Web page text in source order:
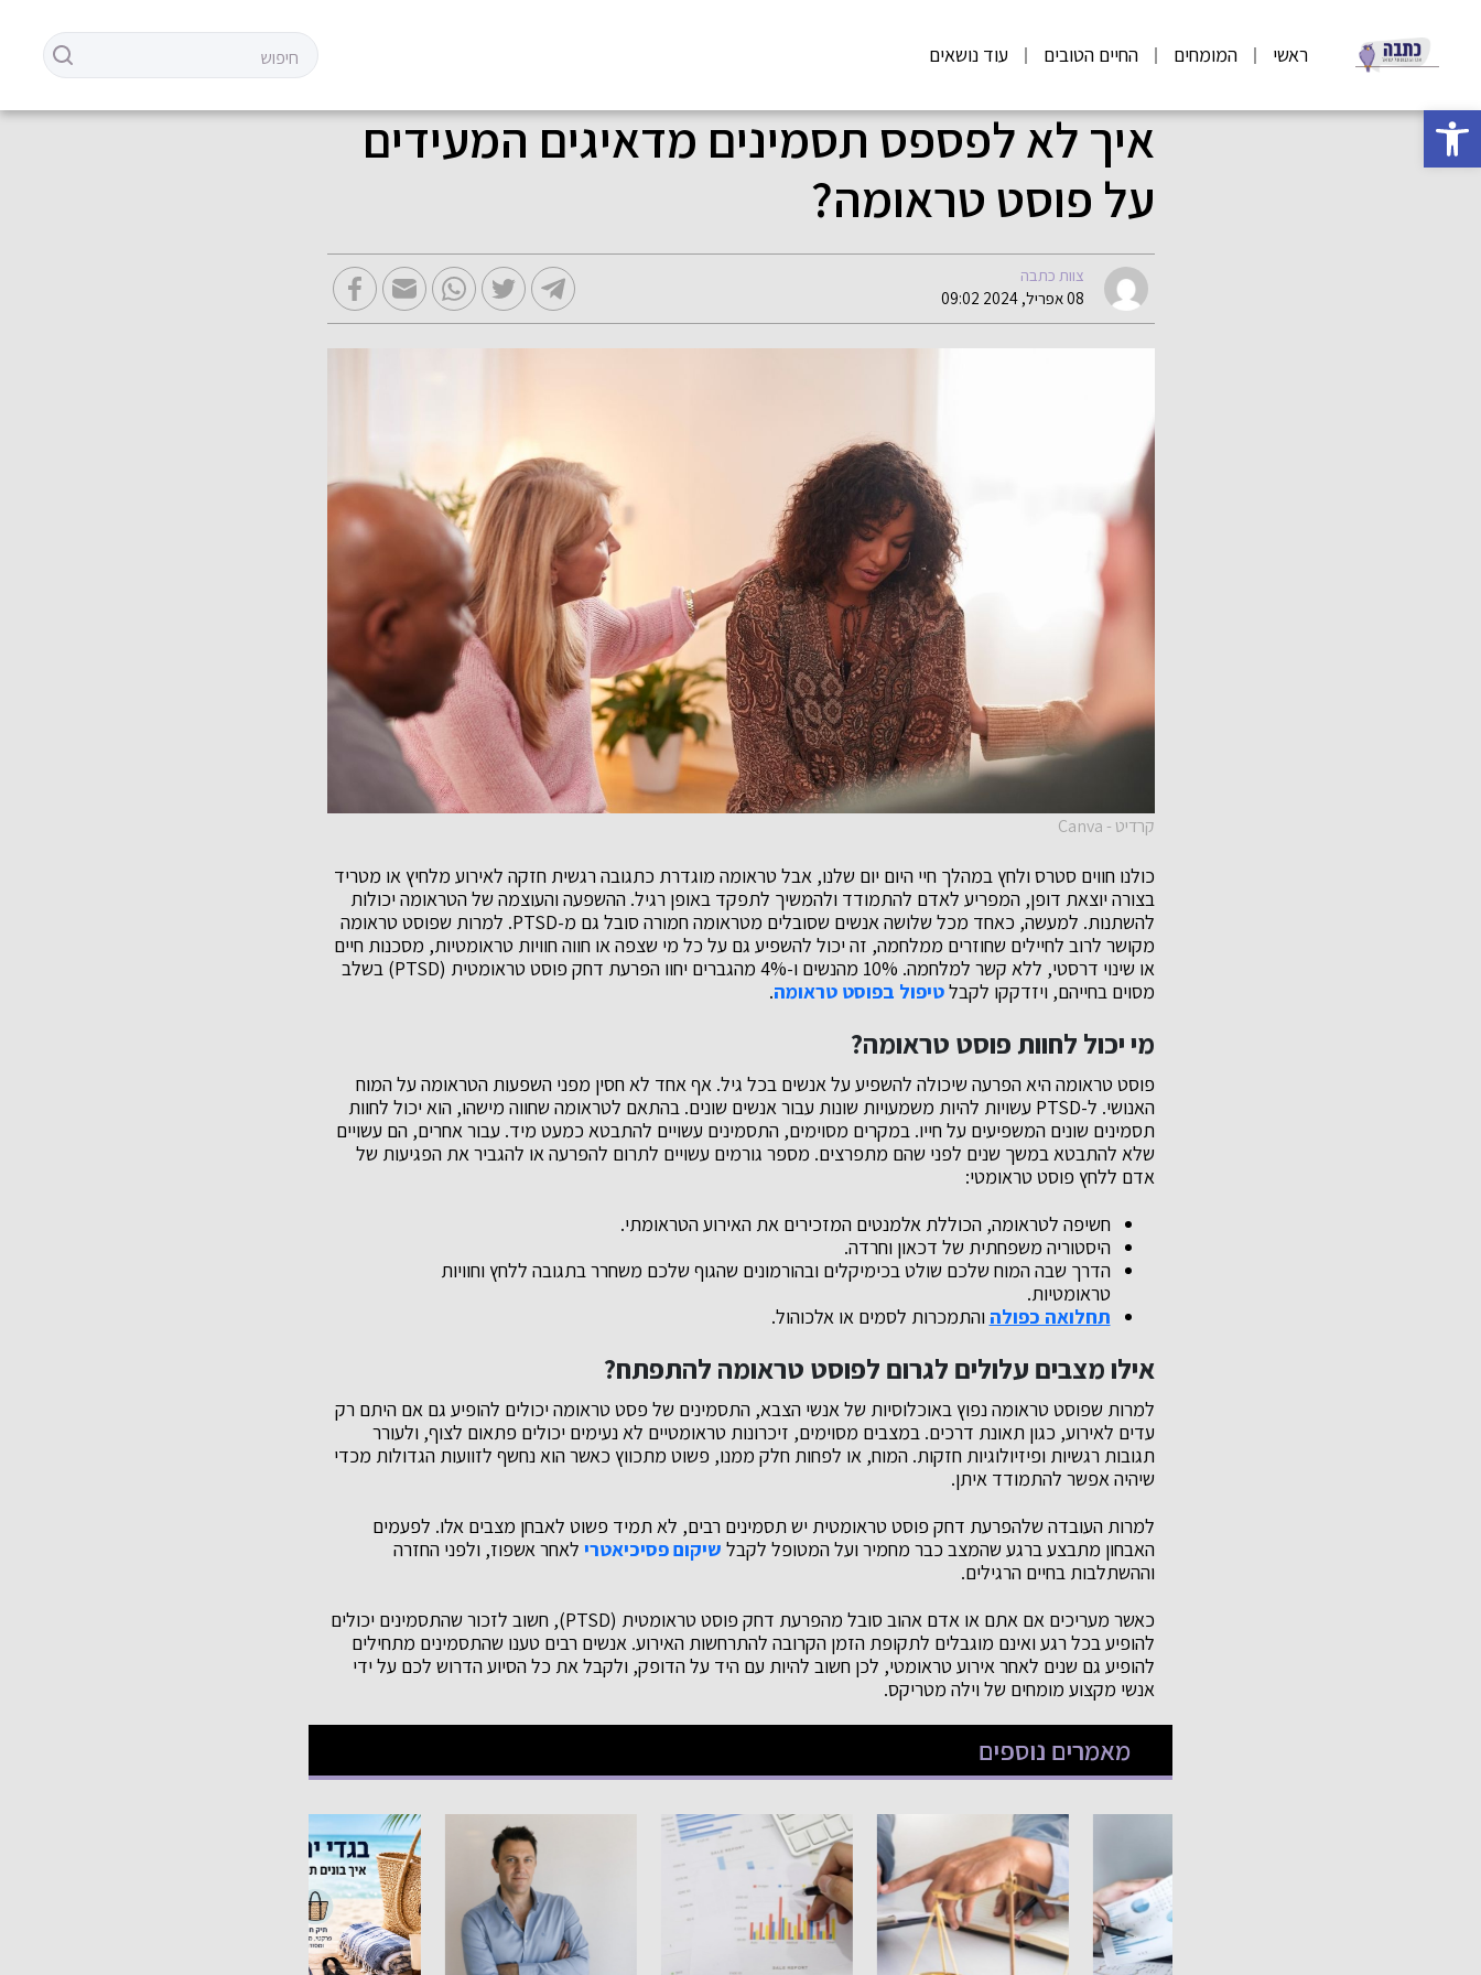
פתח סרגל נגישות
ראשי המומחים החיים הטובים עוד נושאים
איך לא לפספס תסמינים מדאיגים המעידים
על פוסט טראומה?
צוות כתבה
08 אפריל, 2024 09:02
קרדיט - Canva
כולנו חווים סטרס ולחץ במהלך חיי היום יום שלנו, אבל טראומה מוגדרת כתגובה רגשית חזקה לאירוע מלחיץ או מטריד
בצורה יוצאת דופן, המפריע לאדם להתמודד ולהמשיך לתפקד באופן רגיל. ההשפעה והעוצמה של הטראומה יכולות
להשתנות. למעשה, כאחד מכל שלושה אנשים שסובלים מטראומה חמורה סובל גם מ-PTSD. למרות שפוסט טראומה
מקושר לרוב לחיילים שחוזרים ממלחמה, זה יכול להשפיע גם על כל מי שצפה או חווה חוויות טראומטיות, מסכנות חיים
או שינוי דרסטי, ללא קשר למלחמה. 10% מהנשים ו-4% מהגברים יחוו הפרעת דחק פוסט טראומטית (PTSD) בשלב
מסוים בחייהם, ויזדקקו לקבלטיפול בפוסט טראומה.
מי יכול לחוות פוסט טראומה?
פוסט טראומה היא הפרעה שיכולה להשפיע על אנשים בכל גיל. אף אחד לא חסין מפני השפעות הטראומה על המוח
האנושי. ל-PTSD עשויות להיות משמעויות שונות עבור אנשים שונים. בהתאם לטראומה שחווה מישהו, הוא יכול לחוות
תסמינים שונים המשפיעים על חייו. במקרים מסוימים, התסמינים עשויים להתבטא כמעט מיד. עבור אחרים, הם עשויים
שלא להתבטא במשך שנים לפני שהם מתפרצים. מספר גורמים עשויים לתרום להפרעה או להגביר את הפגיעות של
אדם ללחץ פוסט טראומטי:
חשיפה לטראומה, הכוללת אלמנטים המזכירים את האירוע הטראומתי.
היסטוריה משפחתית של דכאון וחרדה.
הדרך שבה המוח שלכם שולט בכימיקלים ובהורמונים שהגוף שלכם משחרר בתגובה ללחץ וחוויות
טראומטיות.
תחלואה כפולה והתמכרות לסמים או אלכוהול.
אילו מצבים עלולים לגרום לפוסט טראומה להתפתח?
למרות שפוסט טראומה נפוץ באוכלוסיות של אנשי הצבא, התסמינים של פסט טראומה יכולים להופיע גם אם היתם רק
עדים לאירוע, כגון תאונת דרכים. במצבים מסוימים, זיכרונות טראומטיים לא נעימים יכולים פתאום לצוף, ולעורר
תגובות רגשיות ופיזיולוגיות חזקות. המוח, או לפחות חלק ממנו, פשוט מתכווץ כאשר הוא נחשף לזוועות הגדולות מכדי
שיהיה אפשר להתמודד איתן.
למרות העובדה שלהפרעת דחק פוסט טראומטית יש תסמינים רבים, לא תמיד פשוט לאבחן מצבים אלו. לפעמים
האבחון מתבצע ברגע שהמצב כבר מחמיר ועל המטופל לקבל שיקום פסיכיאטרי לאחר אשפוז, ולפני החזרה
וההשתלבות בחיים הרגילים.
כאשר מעריכים אם אתם או אדם אהוב סובל מהפרעת דחק פוסט טראומטית (PTSD), חשוב לזכור שהתסמינים יכולים
להופיע בכל רגע ואינם מוגבלים לתקופת הזמן הקרובה להתרחשות האירוע. אנשים רבים טענו שהתסמינים מתחילים
להופיע גם שנים לאחר אירוע טראומטי, לכן חשוב להיות עם היד על הדופק, ולקבל את כל הסיוע הדרוש לכם על ידי
אנשי מקצוע מומחים של וילה מטריקס.
מאמרים נוספים